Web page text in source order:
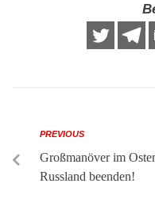
PREVIOUS
Großmanöver im
Russland beenden!